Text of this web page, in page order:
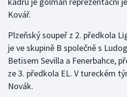
Moderní pětiboj
Motorsport
Kovář.
Plzeňský soupeř z 2. předkola
je ve skupině B společně s
Betisem Sevilla a Fenerbahce,
ze 3. předkola EL. V tureckém
Novák.